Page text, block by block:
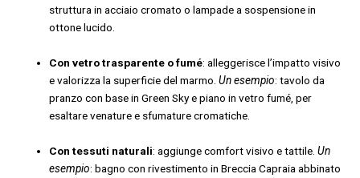
struttura in acciaio cromato o lampade a sospensione in
ottone lucido.
Con vetro trasparente o fumé: alleggerisce l’impatto visivo
e valorizza la superficie del marmo.Un esempio: tavolo da
pranzo con base in Green Sky e piano in vetro fumé, per
esaltare venature e sfumature cromatiche.
Con tessuti naturali: aggiunge comfort visivo e tattile.Un
esempio: bagno con rivestimento in Breccia Capraia abbinato